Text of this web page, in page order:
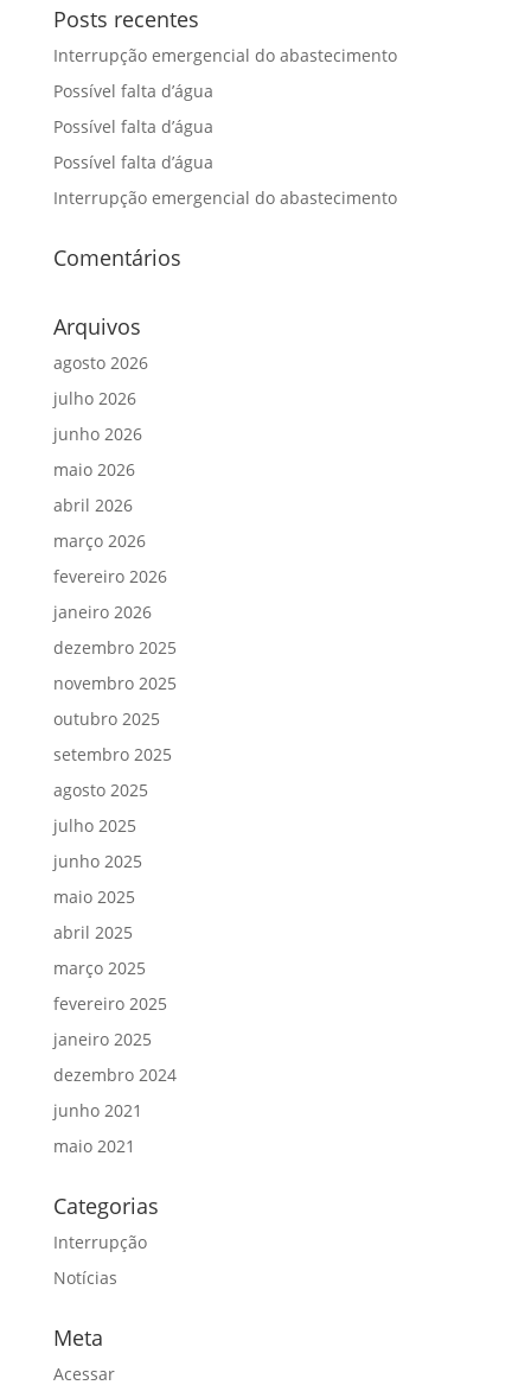
Posts recentes
Interrupção emergencial do abastecimento
Possível falta d’água
Possível falta d’água
Possível falta d’água
Interrupção emergencial do abastecimento
Comentários
Arquivos
agosto 2026
julho 2026
junho 2026
maio 2026
abril 2026
março 2026
fevereiro 2026
janeiro 2026
dezembro 2025
novembro 2025
outubro 2025
setembro 2025
agosto 2025
julho 2025
junho 2025
maio 2025
abril 2025
março 2025
fevereiro 2025
janeiro 2025
dezembro 2024
junho 2021
maio 2021
Categorias
Interrupção
Notícias
Meta
Acessar